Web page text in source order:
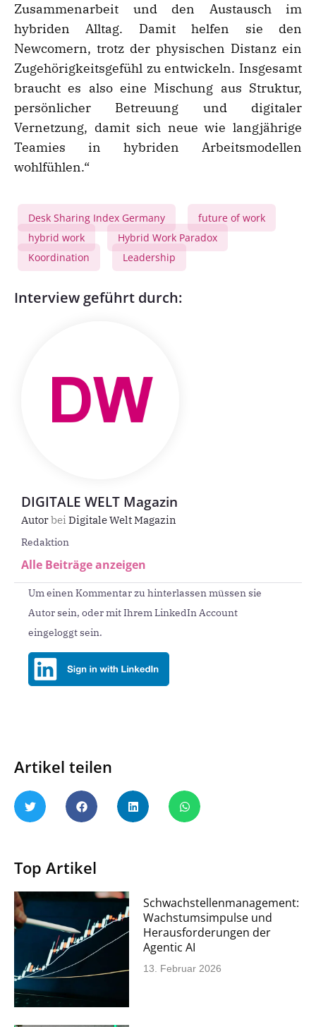
Zusammenarbeit und den Austausch im
hybriden Alltag. Damit helfen sie den
Newcomern, trotz der physischen Distanz ein
Zugehörigkeitsgefühl zu entwickeln. Insgesamt
braucht es also eine Mischung aus Struktur,
persönlicher Betreuung und digitaler
Vernetzung, damit sich neue wie langjährige
Teamies in hybriden Arbeitsmodellen
wohlfühlen.“
Desk Sharing Index Germany future of work
hybrid work Hybrid Work Paradox
Koordination Leadership
Interview geführt durch:
DIGITALE WELT Magazin
AutorbeiDigitale Welt Magazin
Redaktion
Alle Beiträge anzeigen
Um einen Kommentar zu hinterlassen müssen sie
Autor sein, oder mit Ihrem LinkedIn Account
eingeloggt sein.
Artikel teilen
Top Artikel
Schwachstellenmanagement:
Wachstumsimpulse und
Herausforderungen der
Agentic AI
13. Februar 2026